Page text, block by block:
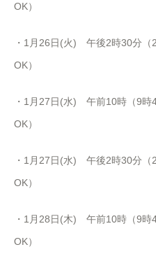
OK）
・1月26日(火) 午後2時30分（
OK）
・1月27日(水) 午前10時（9時
OK）
・1月27日(水) 午後2時30分（
OK）
・1月28日(木) 午前10時（9時
OK）